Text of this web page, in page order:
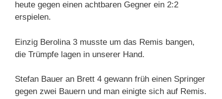
heute gegen einen achtbaren Gegner ein 2:2
erspielen.
Einzig Berolina 3 musste um das Remis bangen,
die Trümpfe lagen in unserer Hand.
Stefan Bauer an Brett 4 gewann früh einen Springer
gegen zwei Bauern und man einigte sich auf Remis.